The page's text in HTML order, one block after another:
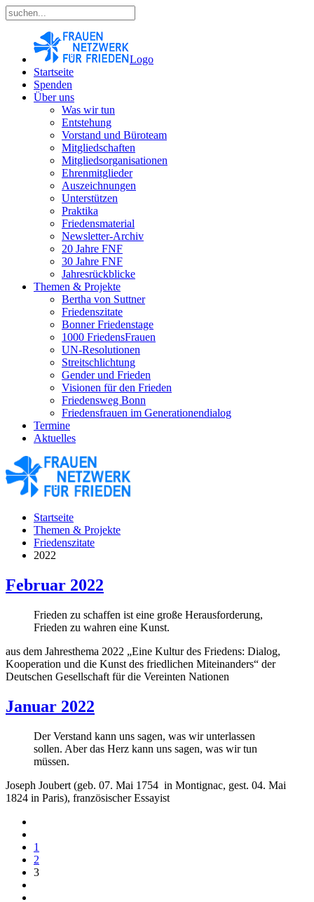
Logo
Startseite
Spenden
Über uns
Was wir tun
Entstehung
Vorstand und Büroteam
Mitgliedschaften
Mitgliedsorganisationen
Ehrenmitglieder
Auszeichnungen
Unterstützen
Praktika
Friedensmaterial
Newsletter-Archiv
20 Jahre FNF
30 Jahre FNF
Jahresrückblicke
Themen & Projekte
Bertha von Suttner
Friedenszitate
Bonner Friedenstage
1000 FriedensFrauen
UN-Resolutionen
Streitschlichtung
Gender und Frieden
Visionen für den Frieden
Friedensweg Bonn
Friedensfrauen im Generationendialog
Termine
Aktuelles
Startseite
Themen & Projekte
Friedenszitate
2022
Februar 2022
Frieden zu schaffen ist eine große Herausforderung,
Frieden zu wahren eine Kunst.
aus dem Jahresthema 2022 „Eine Kultur des Friedens: Dialog,
Kooperation und die Kunst des friedlichen Miteinanders“ der
Deutschen Gesellschaft für die Vereinten Nationen
Januar 2022
Der Verstand kann uns sagen, was wir unterlassen
sollen. Aber das Herz kann uns sagen, was wir tun
müssen.
Joseph Joubert (geb. 07. Mai 1754 in Montignac, gest. 04. Mai
1824 in Paris), französischer Essayist
1
2
3